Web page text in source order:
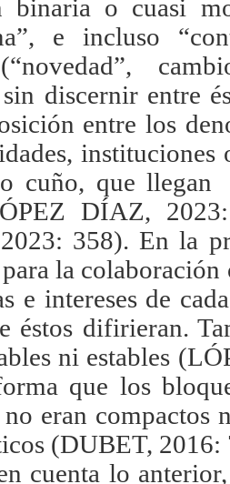
binaria o cuasi
e incluso
discernir entre
entre los
instituciones
cuño, que llegan
DÍAZ,
358). En la
la
e intereses de
éstos difirieran.
ni estables
que los
eran compactos
(DUBET,
cuenta lo